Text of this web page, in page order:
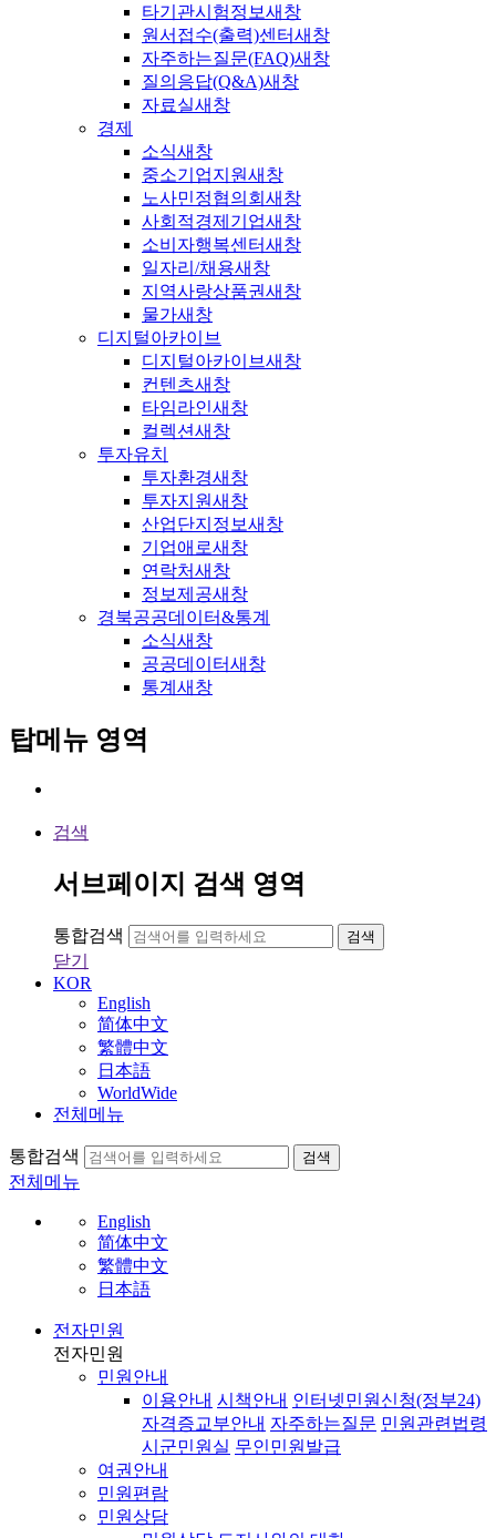
타기관시험정보새창
원서접수(출력)센터새창
자주하는질문(FAQ)새창
질의응답(Q&A)새창
자료실새창
경제
소식새창
중소기업지원새창
노사민정협의회 새창
사회적경제기업새창
소비자행복센터새창
일자리/채용새창
지역사랑상품권새창
물가새창
디지털아카이브
디지털아카이브새창
컨텐츠새창
타임라인새창
컬렉션새창
투자유치
투자환경새창
투자지원새창
산업단지정보새창
기업애로새창
연락처새창
정보제공새창
경북공공데이터&통계
소식새창
공공데이터새창
통계 새창
탑메뉴 영역
검색
서브페이지 검색 영역
통합검색 검색
닫기
KOR
English
简体中文
繁體中文
日本語
WorldWide
전체메뉴
통합검색 검색
전체메뉴
English
简体中文
繁體中文
日本語
전자민원
전자민원
민원안내
이용안내 시책안내 인터넷민원신청(정부24)
자격증교부안내 자주하는질문 민원관련법령
시군민원실 무인민원발급
여권안내
민원편람
민원상담